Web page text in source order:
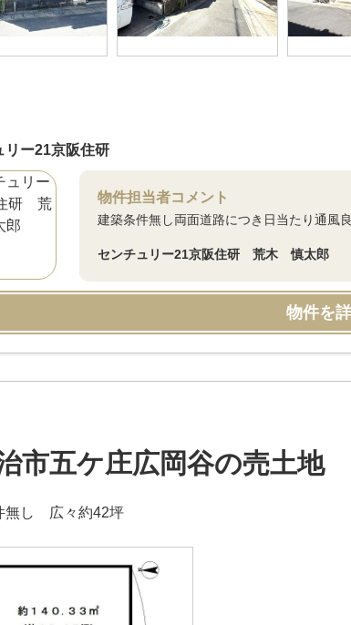
リー21京阪住研
物件担当者コメント
建築条件無し両面道路につき日当たり通風
センチュリー21京阪住研 荒木 慎太郎
物件を
市五ケ庄広岡谷の売土地
無し 広々約42坪